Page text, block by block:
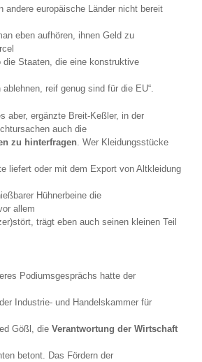
andere europäische Länder nicht bereit
eben aufhören, ihnen Geld zu
die Staaten, die eine konstruktive
reif genug sind für die EU“.
aber, ergänzte Breit-Keßler, in der
auch die
zu hinterfragen. Wer Kleidungsstücke
liefert oder mit dem Export von Altkleidung
Hühnerbeine die
allem
trägt eben auch seinen kleinen Teil
Podiumsgesprächs hatte der
Industrie- und Handelskammer für
Gößl, die Verantwortung der Wirtschaft
betont. Das Fördern der